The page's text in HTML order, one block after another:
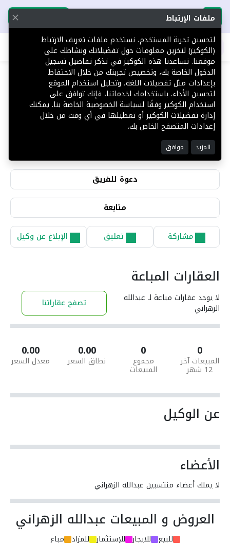
تحميل التطبيق تحميل التطبيق
اطلب عقارك
عبدالله الزهراني
0
التقييمات
دعوة للفريق
متابعة
مشاركة تعليق الإبلاغ عن وكيل
العقارات المباعة
لا يوجد عقارات مباعة لـ عبدالله
الزهراني تصفح عقاراتنا
0
المبيعات آخر
12 شهر
0
مجموع
المبيعات
0.00
نطاق السعر
0.00
معدل السعر
عن الوكيل
الأعضاء
لا يملك أعضاء منتسبين عبدالله الزهراني
العروض و المبيعات عبدالله الزهراني
للبيع للايجار للإستثمار للمزاد مباع
ملفات الإرتباط
لتحسين تجربة المستخدم، نستخدم ملفات تعريف الارتباط
(الكوكيز) لتخزين معلومات حول تفضيلاتك ونشاطك على
موقعنا. تساعدنا هذه الكوكيز في تذكر تفاصيل تسجيل
الدخول الخاصة بك، وتخصيص تجربتك من خلال الاحتفاظ
بإعدادات مثل تفضيلات اللغة، وتحليل استخدام الموقع
لتحسين الأداء. باستخدامك لخدماتنا، فإنك توافق على
استخدام الكوكيز وفقًا لسياسة الخصوصية الخاصة بنا. يمكنك
إدارة تفضيلات الكوكيز أو تعطيلها في أي وقت من خلال
إعدادات المتصفح الخاص بك.
المزيد موافق